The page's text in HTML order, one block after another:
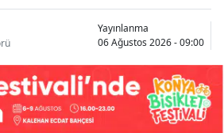
Niğde
Ordu
Rize
Sakarya
Yayınlanma
06 Ağustos 2026 - 09:00